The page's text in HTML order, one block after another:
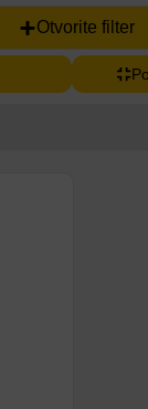
Otvorite filter